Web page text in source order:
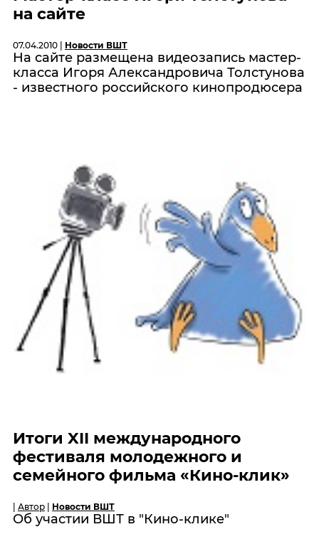
на сайте
07.04.2010 | Новости ВШТ
На сайте размещена видеозапись мастер-
класса Игоря Александровича Толстунова
- известного российского кинопродюсера
Итоги XII международного
фестиваля молодежного и
семейного фильма «Кино-клик»
Автор Новости ВШТ
Об участии ВШТ в "Кино-клике"